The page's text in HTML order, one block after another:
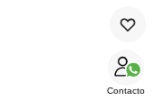
Contacto